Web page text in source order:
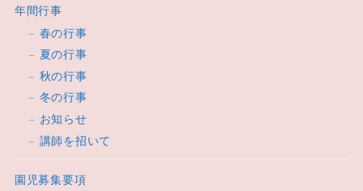
年間行事
春の行事
夏の行事
秋の行事
冬の行事
お知らせ
講師を招いて
園児募集要項